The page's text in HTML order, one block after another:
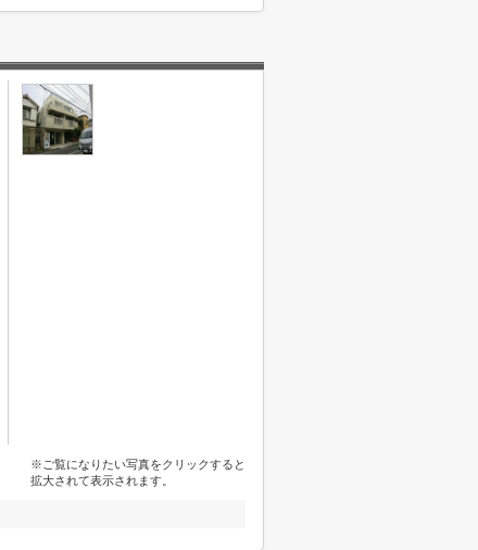
※ご覧になりたい写真をクリックすると
拡大されて表示されます。